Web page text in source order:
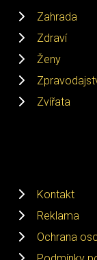
Zahrada
Zdraví
Ženy
Zvířata
Kontakt
Reklama
Ochrana